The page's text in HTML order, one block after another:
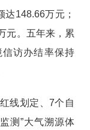
148.66万元；
元。五年来，累
访办结率保持
线划定、7个自
测”大气溯源体